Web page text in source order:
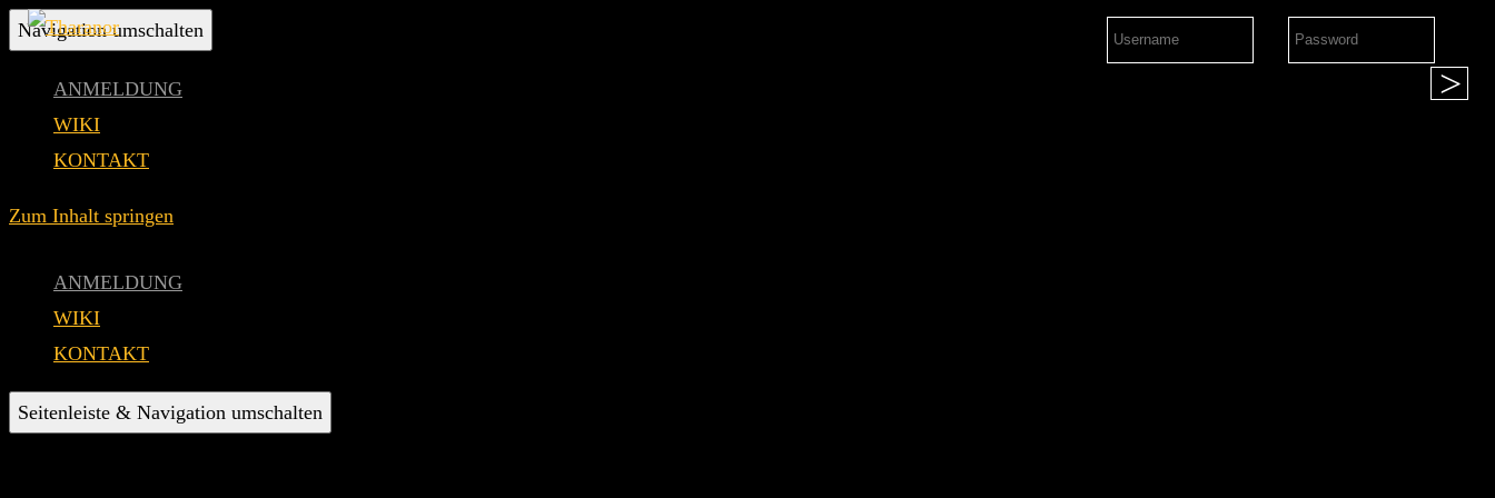
Navigation umschalten
ANMELDUNG
WIKI
KONTAKT
Zum Inhalt springen
ANMELDUNG
WIKI
KONTAKT
Seitenleiste & Navigation umschalten